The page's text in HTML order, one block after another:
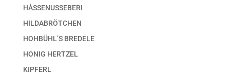
HÀSSENUSSEBERI
HILDABRÖTCHEN
HOHBÜHL’S BREDELE
HONIG HERTZEL
KIPFERL